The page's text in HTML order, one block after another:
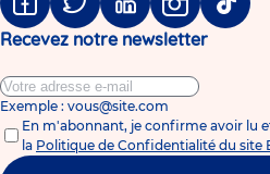
FacebookTwitter LinkedinInstagramTiktok
Recevez notre newsletter
Exemple : vous@site.com
En m'abonnant, je confirme avoir lu
la Politique de Confidentialité du site